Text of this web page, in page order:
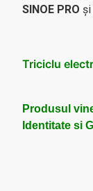
SINOE PRO și
Triciclu
Produsul
Identitate si